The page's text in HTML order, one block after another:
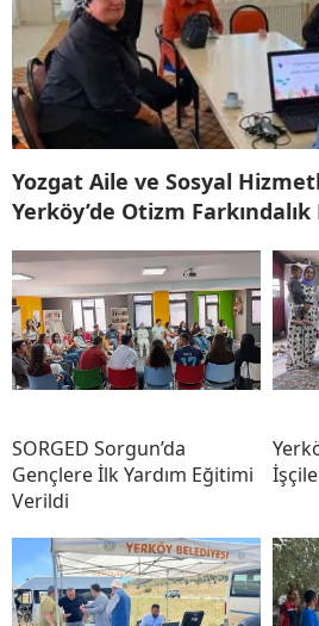
Yozgat Aile ve Sosyal
Yerköy’de Otizm
SORGED Sorgun’da
Gençlere İlk Yardım Eğitimi
Verildi